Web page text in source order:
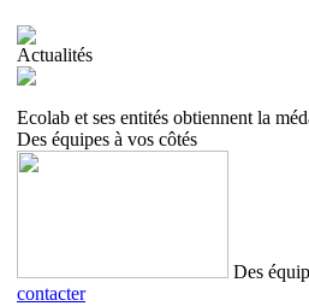
Actualités
Ecolab et ses entités obtiennent la
Des équipes à vos côtés
Des
contacter